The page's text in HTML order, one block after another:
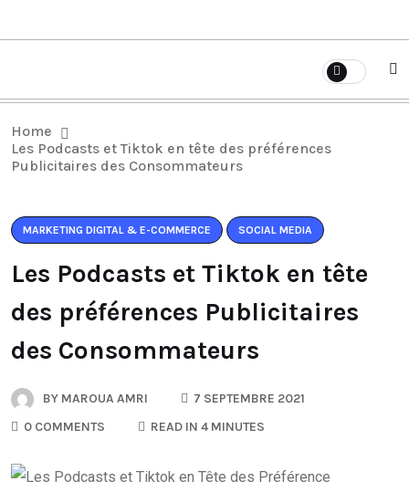
Home
Les Podcasts et Tiktok en tête des préférences
Publicitaires des Consommateurs
MARKETING DIGITAL & E-COMMERCE SOCIAL MEDIA
Les Podcasts et Tiktok en tête
des préférences Publicitaires
des Consommateurs
BY MAROUA AMRI
7 SEPTEMBRE 2021
0 COMMENTS
READ IN 4 MINUTES